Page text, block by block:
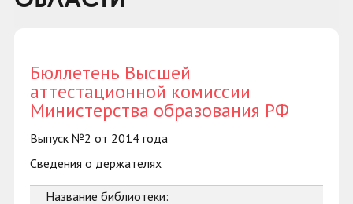
Бюллетень Высшей
аттестационной комиссии
Министерства образования РФ
Выпуск №2 от 2014 года
Сведения о держателях
Название библиотеки: